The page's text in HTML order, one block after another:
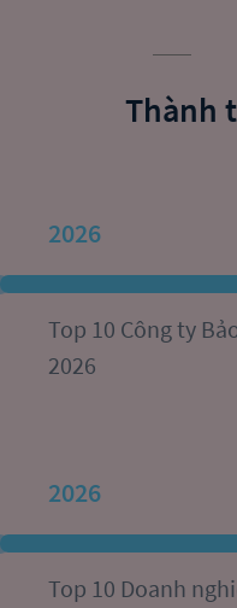
Thành
2026
Top 10 Công ty
2026
2026
Top 10 Doanh